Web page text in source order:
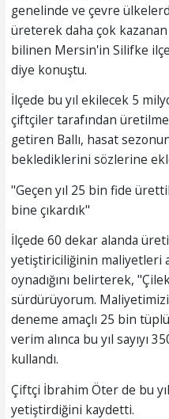
genelinde ve çevre
üreterek daha çok
bilinen Mersin'in Silifke
diye konuştu.
İlçede bu yıl ekilecek 5
çiftçiler tarafından
getiren Ballı, hasat
beklediklerini sözlerine
"Geçen yıl 25 bin fide
bine çıkardık"
İlçede 60 dekar alanda
yetiştiriciliğinin maliyetleri
oynadığını belirterek,
sürdürüyorum. Maliyetimizi
deneme amaçlı 25 bin
verim alınca bu yıl sayıyı
kullandı.
Çiftçi İbrahim Öter de bu
yetiştirdiğini kaydetti.